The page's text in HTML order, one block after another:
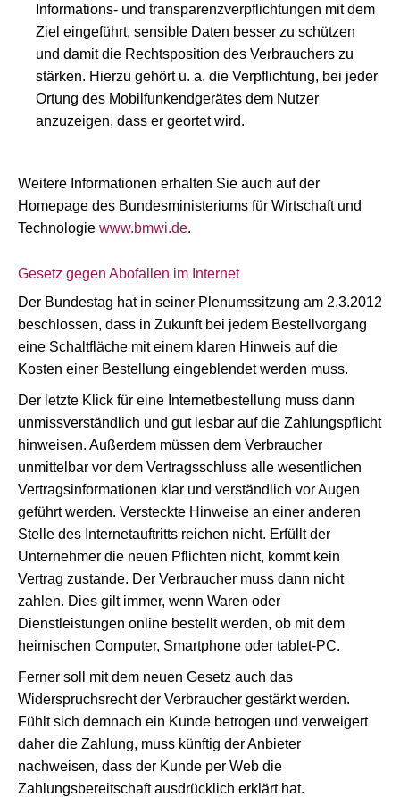
Informations- und transparenzverpflichtungen mit dem
Ziel eingeführt, sensible Daten besser zu schützen
und damit die Rechtsposition des Verbrauchers zu
stärken. Hierzu gehört u. a. die Verpflichtung, bei jeder
Ortung des Mobilfunkendgerätes dem Nutzer
anzuzeigen, dass er geortet wird.
Weitere Informationen erhalten Sie auch auf der
Homepage des Bundesministeriums für Wirtschaft und
Technologie www.bmwi.de.
Gesetz gegen Abofallen im Internet
Der Bundestag hat in seiner Plenumssitzung am 2.3.2012
beschlossen, dass in Zukunft bei jedem Bestellvorgang
eine Schaltfläche mit einem klaren Hinweis auf die
Kosten einer Bestellung eingeblendet werden muss.
Der letzte Klick für eine Internetbestellung muss dann
unmissverständlich und gut lesbar auf die Zahlungspflicht
hinweisen. Außerdem müssen dem Verbraucher
unmittelbar vor dem Vertragsschluss alle wesentlichen
Vertragsinformationen klar und verständlich vor Augen
geführt werden. Versteckte Hinweise an einer anderen
Stelle des Internetauftritts reichen nicht. Erfüllt der
Unternehmer die neuen Pflichten nicht, kommt kein
Vertrag zustande. Der Verbraucher muss dann nicht
zahlen. Dies gilt immer, wenn Waren oder
Dienstleistungen online bestellt werden, ob mit dem
heimischen Computer, Smartphone oder tablet-PC.
Ferner soll mit dem neuen Gesetz auch das
Widerspruchsrecht der Verbraucher gestärkt werden.
Fühlt sich demnach ein Kunde betrogen und verweigert
daher die Zahlung, muss künftig der Anbieter
nachweisen, dass der Kunde per Web die
Zahlungsbereitschaft ausdrücklich erklärt hat.